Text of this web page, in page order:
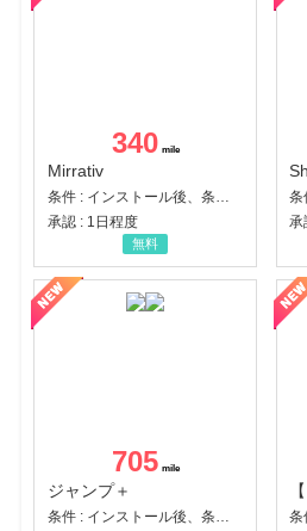
340
Mirrativ
条件 : インストール後、条件達成
承認 : 1日程度
無料
承
705
ジャンプ＋
条